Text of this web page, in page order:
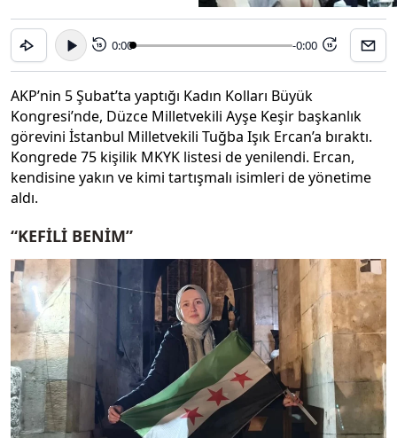
15 0:00 -0:00 15
AKP’nin 5 Şubat’ta yaptığı Kadın Kolları Büyük
Kongresi’nde, Düzce Milletvekili Ayşe Keşir başkanlık
görevini İstanbul Milletvekili Tuğba Işık Ercan’a bıraktı.
Kongrede 75 kişilik MKYK listesi de yenilendi. Ercan,
kendisine yakın ve kimi tartışmalı isimleri de yönetime
aldı.
“KEFİLİ BENİM”